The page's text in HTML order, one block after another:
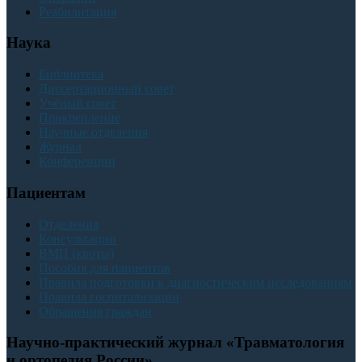
Реабилитация
Наука
Библиотека
Диссертационный совет
Учёный совет
Прикрепление
Научные отделения
Журнал
Конференции
Пациентам
Отделения
Консультации
ВМП (квоты)
Пособия для пациентов
Правила подготовки к диагностическим исследованиям
Правила госпитализации
Обращения граждан
Научно-практический журнал «Травматология